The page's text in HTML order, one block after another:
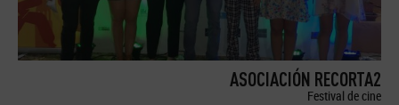
ASOCIACIÓN RECORTA2
Festival de cine